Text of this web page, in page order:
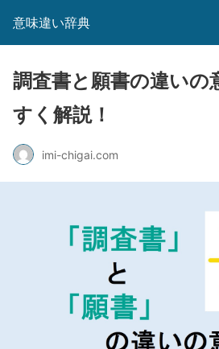
意味違い辞典
調査書と願書の違いの
すく解説！
imi-chigai.com